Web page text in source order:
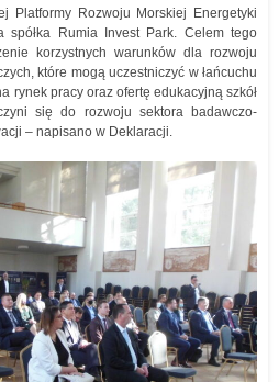
Platformy Rozwoju Morskiej Energetyki
spółka Rumia Invest Park. Celem tego
korzystnych warunków dla rozwoju
które mogą uczestniczyć w łańcuchu
rynek pracy oraz ofertę edukacyjną szkół
się do rozwoju sektora badawczo-
– napisano w Deklaracji.